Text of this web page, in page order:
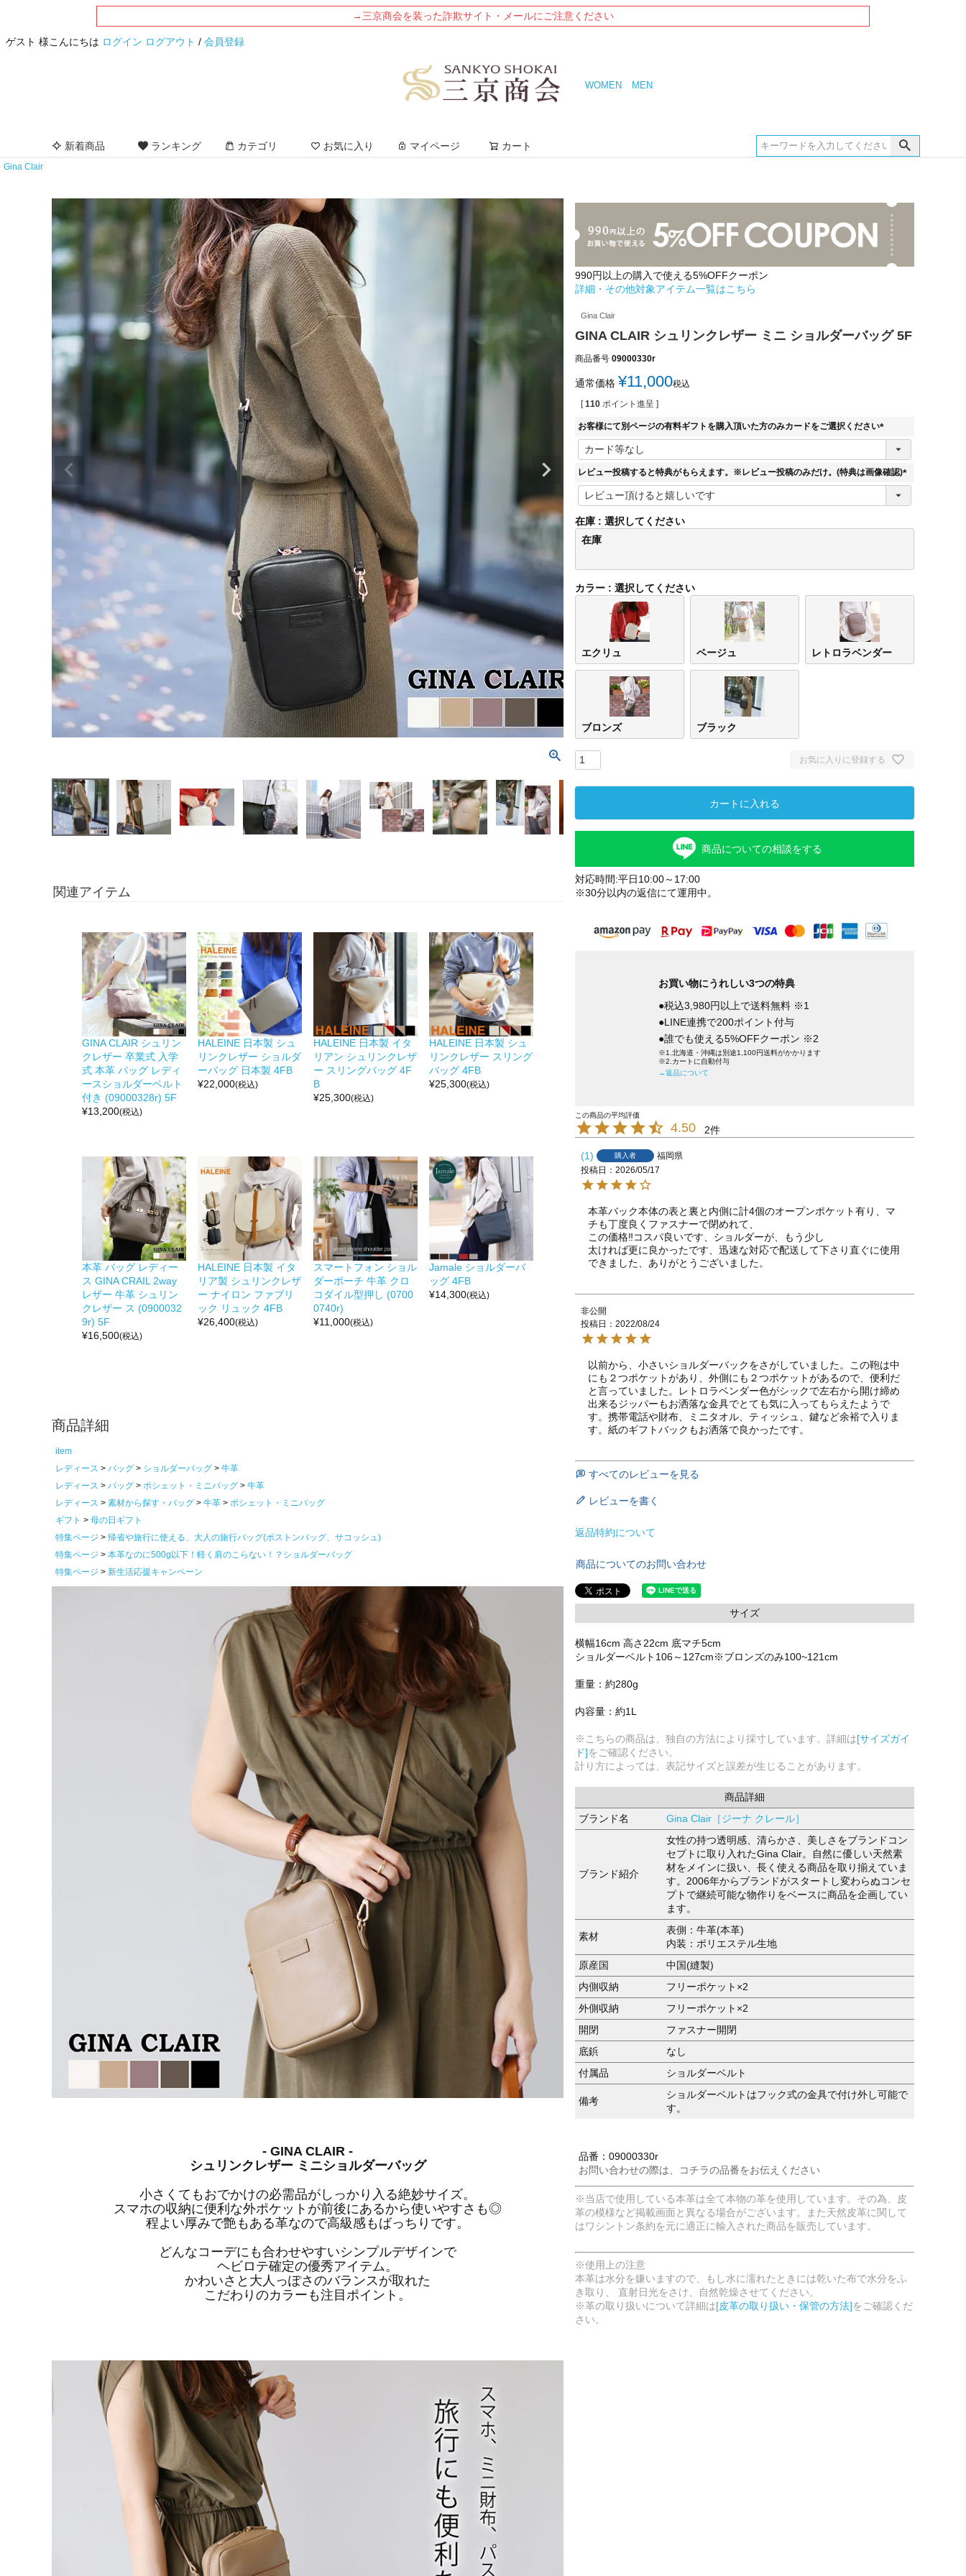
→三京商会を装った詐欺サイト・メールにご注意ください
ゲスト 様こんにちは ログイン ログアウト / 会員登録
WOMEN MEN
新着商品 ランキング カテゴリ お気に入り マイページ カート
Gina Clair
関連アイテム
GINA CLAIR シュリン
クレザー 卒業式 入学
式 本革 バッグ レディ
ースショルダーベルト
付き (09000328r) 5F
¥13,200(税込)
HALEINE 日本製 シュ
リンクレザー ショルダ
ーバッグ 日本製 4FB
¥22,000(税込)
HALEINE 日本製 イタ
リアン シュリンクレザ
ー スリングバッグ 4F
B
¥25,300(税込)
HALEINE 日本製 シュ
リンクレザー スリング
バッグ 4FB
¥25,300(税込)
本革 バッグ レディー
ス GINA CRAIL 2way
レザー 牛革 シュリン
クレザー ス (0900032
9r) 5F
¥16,500(税込)
HALEINE 日本製 イタ
リア製 シュリンクレザ
ー ナイロン ファブリ
ック リュック 4FB
¥26,400(税込)
スマートフォン ショル
ダーポーチ 牛革 クロ
コダイル型押し (0700
0740r)
¥11,000(税込)
Jamale ショルダーバ
ッグ 4FB
¥14,300(税込)
商品詳細
item
レディース
バッグ ショルダーバッグ
牛革
レディース
バッグ ポシェット・ミニバッグ
牛革
レディース
素材から探す・バッグ 牛革
ポシェット・ミニバッグ
ギフト
母の日ギフト
特集ページ
帰省や旅行に使える、大人の旅行バッグ(ボストンバッグ、サコッシュ)
特集ページ
本革なのに500g以下！軽く肩のこらない！？ショルダーバッグ
特集ページ
新生活応援キャンペーン
- GINA CLAIR -
シュリンクレザー ミニショルダーバッグ
小さくてもおでかけの必需品がしっかり入る絶妙サイズ。
スマホの収納に便利な外ポケットが前後にあるから使いやすさも◎
程よい厚みで艶もある革なので高級感もばっちりです。
どんなコーデにも合わせやすいシンプルデザインで
ヘビロテ確定の優秀アイテム。
かわいさと大人っぽさのバランスが取れた
こだわりのカラーも注目ポイント。
990円以上の購入で使える5%OFFクーポン
詳細・その他対象アイテム一覧はこちら
Gina Clair
GINA CLAIR シュリンクレザー ミニ ショルダーバッグ 5F
商品番号 09000330r
通常価格 ¥11,000税込
[ 110 ポイント進呈 ]
お客様にて別ページの有料ギフトを購入頂いた方のみカードをご選択ください
(
須
レビュー投稿すると特典がもらえます。※レビュー投稿のみだけ。(特典は画像確認)
(
)
在庫
選択してください
在庫
カラー 選択してください
エクリュ ベージュ レトロラベンダー
ブロンズ ブラック
お気に入りに登録する
カートに入れる
商品についての相談をする
対応時間:平日10:00～17:00
※30分以内の返信にて運用中。
お買い物にうれしい3つの特典
●税込3,980円以上で送料無料 ※1
●LINE連携で200ポイント付与
●誰でも使える5%OFFクーポン ※2
※1.北海道・沖縄は別途1,100円送料がかかります
※2.カートに自動付与
→返品について
4.50 2
1 購入者
福岡県
投稿日
2026/05/17
本革バック本体の表と裏と内側に計4個のオープンポケット有り、マ
チも丁度良くファスナーで閉めれて、
この価格‼︎コスパ良いです、ショルダーが、もう少し
太ければ更に良かったです、迅速な対応で配送して下さり直ぐに使用
できました、ありがとうございました。
非公開
投稿日
2022/08/24
以前から、小さいショルダーバックをさがしていました。この鞄は中
にも２つポケットがあり、外側にも２つポケットがあるので、便利だ
と言っていました。レトロラベンダー色がシックで左右から開け締め
出来るジッパーもお洒落な金具でとても気に入ってもらえたようで
す。携帯電話や財布、ミニタオル、ティッシュ、鍵など余裕で入りま
す。紙のギフトバックもお洒落で良かったです。
すべてのレビューを見る
レビューを書く
返品特約について
商品についてのお問い合わせ
サイズ
横幅16cm 高さ22cm 底マチ5cm
ショルダーベルト106～127cm※ブロンズのみ100~121cm
重量：約280g
内容量：約1L
※こちらの商品は、独自の方法により採寸しています。詳細は[サイズガイ
ド]をご確認ください。
計り方によっては、表記サイズと誤差が生じることがあります。
商品詳細
ブランド名
Gina Clair［ジーナ クレール］
ブランド紹介
女性の持つ透明感、清らかさ、美しさをブランドコン
セプトに取り入れたGina Clair。自然に優しい天然素
材をメインに扱い、長く使える商品を取り揃えていま
す。2006年からブランドがスタートし変わらぬコンセ
プトで継続可能な物作りをベースに商品を企画してい
ます。
素材
表側：牛革(本革)
内装：ポリエステル生地
原産国
中国(縫製)
内側収納
フリーポケット×2
外側収納
フリーポケット×2
開閉
ファスナー開閉
底鋲
なし
付属品
ショルダーベルト
備考
ショルダーベルトはフック式の金具で付け外し可能で
す。
品番：09000330r
お問い合わせの際は、コチラの品番をお伝えください
※当店で使用している本革は全て本物の革を使用しています。その為、皮
革の模様など掲載画面と異なる場合がございます。また天然皮革に関して
はワシントン条約を元に適正に輸入された商品を販売しています。
※使用上の注意
本革は水分を嫌いますので、もし水に濡れたときには乾いた布で水分をふ
き取り、 直射日光をさけ、自然乾燥させてください。
※革の取り扱いについて詳細は[皮革の取り扱い・保管の方法]をご確認くだ
さい。